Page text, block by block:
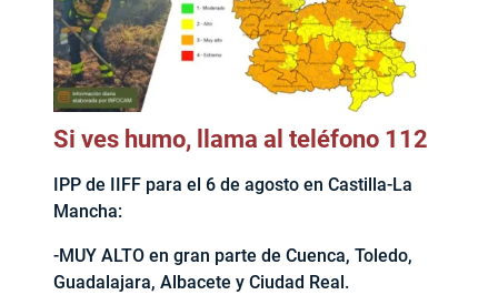
Si ves humo, llama al teléfono 112
IPP de IIFF para el 6 de agosto en Castilla-La
Mancha:
-MUY ALTO en gran parte de Cuenca, Toledo,
Guadalajara, Albacete y Ciudad Real.